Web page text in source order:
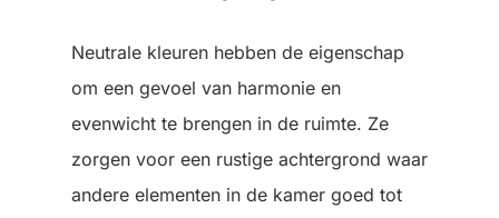
Neutrale kleuren hebben de eigenschap
om een gevoel van harmonie en
evenwicht te brengen in de ruimte. Ze
zorgen voor een rustige achtergrond waar
andere elementen in de kamer goed tot